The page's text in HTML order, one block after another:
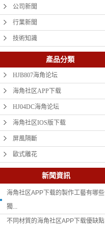
公司新聞
行業新聞
技術知識
產品分類
HJB807海角论坛
海角社区APP下载
HJ04DC海角论坛
海角社区IOS版下载
屏風隔斷
歐式雕花
新聞資訊
海角社区APP下载的製作工藝有哪些
獨...
不同材質的海角社区APP下载優缺點